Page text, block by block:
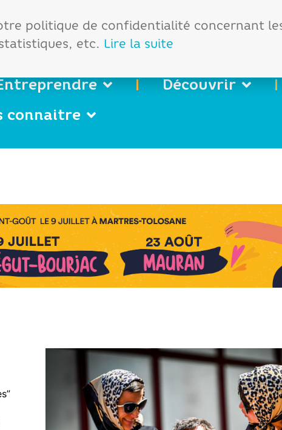
Découvrir
connaitre
politique de confidentialité concernant
etc. Lire la suite